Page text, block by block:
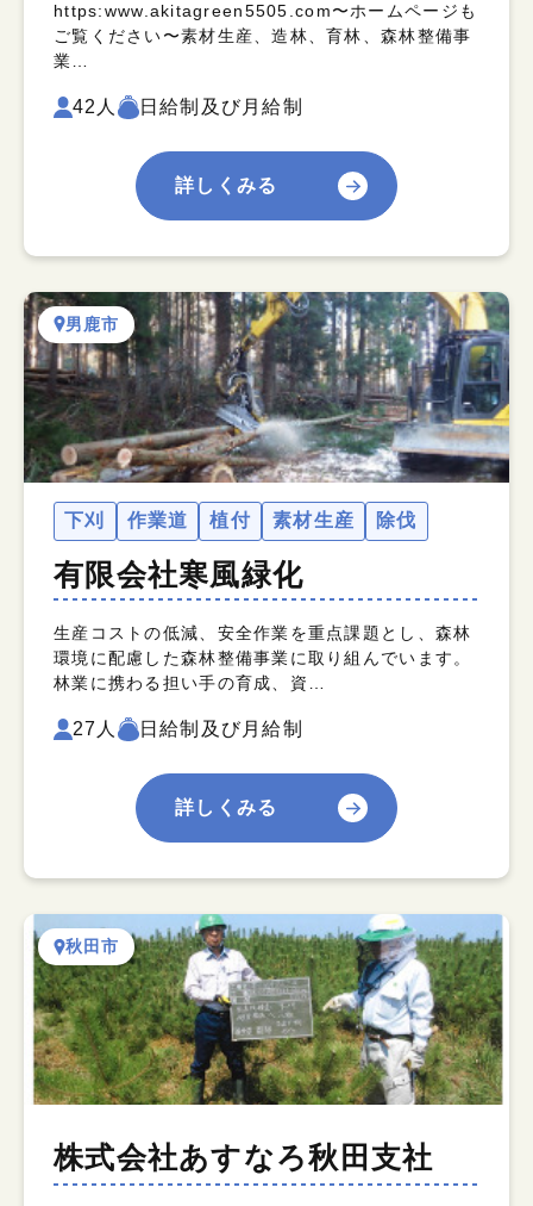
https:www.akitagreen5505.com〜ホームページも
ご覧ください〜素材生産、造林、育林、森林整備事
業…
42人 日給制及び月給制
詳しくみる
男鹿市
下刈 作業道 植付 素材生産 除伐
有限会社寒風緑化
生産コストの低減、安全作業を重点課題とし、森林
環境に配慮した森林整備事業に取り組んでいます。
林業に携わる担い手の育成、資…
27人 日給制及び月給制
詳しくみる
秋田市
株式会社あすなろ秋田支社